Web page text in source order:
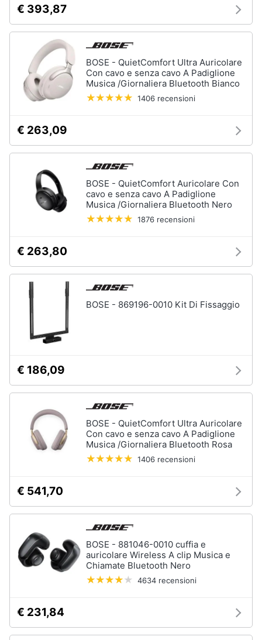
€ 393,87
BOSE - QuietComfort Ultra Auricolare
Con cavo e senza cavo A Padiglione
Musica /Giornaliera Bluetooth Bianco
1406 recensioni
€ 263,09
BOSE - QuietComfort Auricolare Con
cavo e senza cavo A Padiglione
Musica /Giornaliera Bluetooth Nero
1876 recensioni
€ 263,80
BOSE - 869196-0010 Kit Di Fissaggio
€ 186,09
BOSE - QuietComfort Ultra Auricolare
Con cavo e senza cavo A Padiglione
Musica /Giornaliera Bluetooth Rosa
1406 recensioni
€ 541,70
BOSE - 881046-0010 cuffia e
auricolare Wireless A clip Musica e
Chiamate Bluetooth Nero
4634 recensioni
€ 231,84